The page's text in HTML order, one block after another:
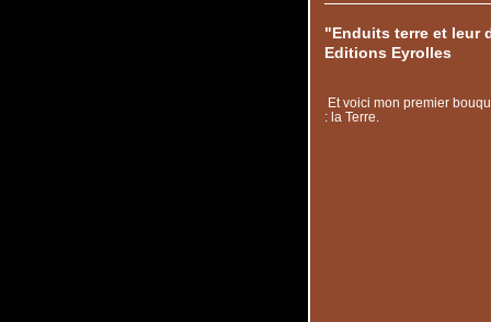
"Enduits terre et leur
Editions Eyrolles
Et voici mon premier
: la Terre.